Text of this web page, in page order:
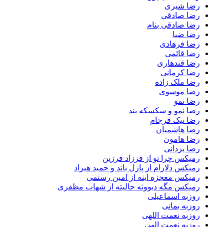
رضا شیری
رضا صادقی
رضا صادقی بنام
رضا ضیا
رضا فرهادی
رضا قائمی
رضا قندهاری
رضا کرمانی
رضا ملک زاده
رضا موسوی
رضا نمو
رضا نمو و سکسکه بند
رضا نیک فرجام
رضا هاشمیان
رضا هامون
رضا یزدانی
رمیکس چرا تو از فرزاد فرزین
رمیکس دلارام از پازل باند و حمید هیراد
رمیکس معجزه اینه از امین رستمی
رمیکس مگه دیوونه حالیته از شهاب مظفری
روزبه اسماعیلی
روزبه بمانی
روزبه نعمت اللهی
روزبه نعمت الهی